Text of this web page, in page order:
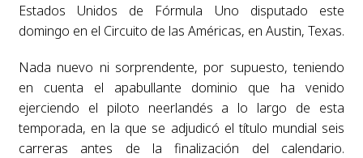
Estados Unidos de Fórmula Uno disputado este
domingo en el Circuito de las Américas, en Austin, Texas.
Nada nuevo ni sorprendente, por supuesto, teniendo
en cuenta el apabullante dominio que ha venido
ejerciendo el piloto neerlandés a lo largo de esta
temporada, en la que se adjudicó el título mundial seis
carreras antes de la finalización del calendario.